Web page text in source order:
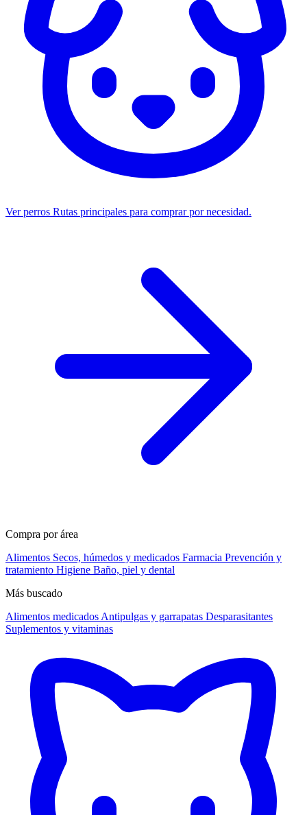
Ver perros Rutas principales para comprar por necesidad.
Compra por área
Alimentos Secos, húmedos y medicados Farmacia Prevención y
tratamiento Higiene Baño, piel y dental
Más buscado
Alimentos medicados Antipulgas y garrapatas Desparasitantes
Suplementos y vitaminas